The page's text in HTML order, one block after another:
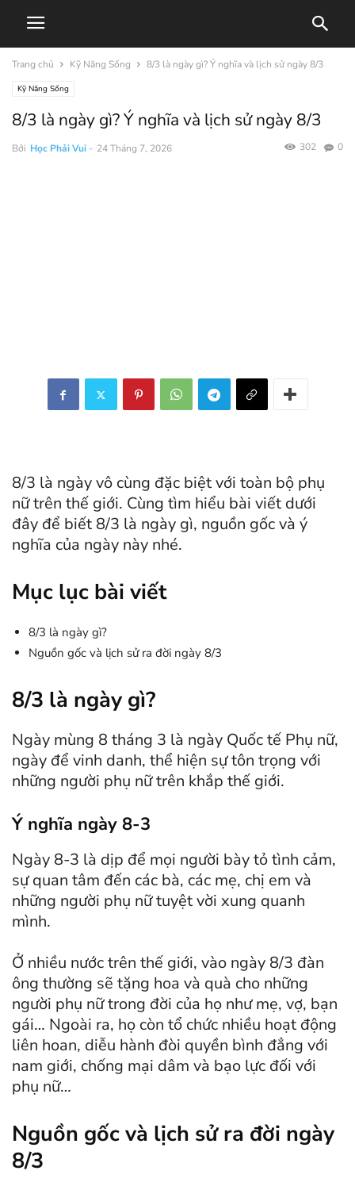
Trang chủ Kỹ Năng Sống 8/3 là ngày gì? Ý nghĩa và lịch sử ngày 8/3
Kỹ Năng Sống
8/3 là ngày gì? Ý nghĩa và lịch sử ngày 8/3
Bởi Học Phải Vui - 24 Tháng 7, 2026 0
302
8/3 là ngày vô cùng đặc biệt với toàn bộ phụ
nữ trên thế giới. Cùng tìm hiểu bài viết dưới
đây để biết 8/3 là ngày gì, nguồn gốc và ý
nghĩa của ngày này nhé.
Mục lục bài viết
8/3 là ngày gì?
Nguồn gốc và lịch sử ra đời ngày 8/3
8/3 là ngày gì?
Ngày mùng 8 tháng 3 là ngày Quốc tế Phụ nữ,
ngày để vinh danh, thể hiện sự tôn trọng với
những người phụ nữ trên khắp thế giới.
Ý nghĩa ngày 8-3
Ngày 8-3 là dịp để mọi người bày tỏ tình cảm,
sự quan tâm đến các bà, các mẹ, chị em và
những người phụ nữ tuyệt vời xung quanh
mình.
Ở nhiều nước trên thế giới, vào ngày 8/3 đàn
ông thường sẽ tặng hoa và quà cho những
người phụ nữ trong đời của họ như mẹ, vợ, bạn
gái… Ngoài ra, họ còn tổ chức nhiều hoạt động
liên hoan, diễu hành đòi quyền bình đẳng với
nam giới, chống mại dâm và bạo lực đối với
phụ nữ…
Nguồn gốc và lịch sử ra đời ngày
8/3